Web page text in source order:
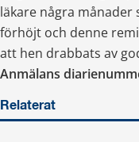
läkare några månader
förhöjt och denne
att hen drabbats av
Anmälans
Relaterat